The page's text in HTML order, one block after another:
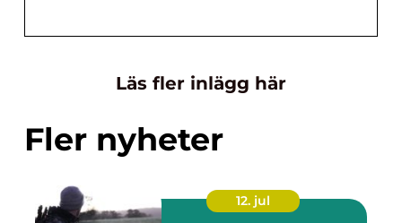
Läs fler inlägg här
Fler nyheter
12. jul